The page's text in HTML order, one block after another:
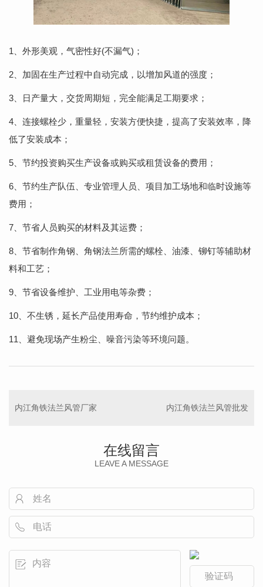
1、外形美观，气密性好(不漏气)；
2、加固在生产过程中自动完成，以增加风道的强度；
3、日产量大，交货周期短，完全能满足工期要求；
4、连接螺栓少，重量轻，安装方便快捷，提高了安装效率，降
低了安装成本；
5、节约投资购买生产设备或购买或租赁设备的费用；
6、节约生产队伍、专业管理人员、项目加工场地和临时设施等
费用；
7、节省人员购买的材料及其运费；
8、节省制作角钢、角钢法兰所需的螺栓、油漆、铆钉等辅助材
料和工艺；
9、节省设备维护、工业用电等杂费；
10、不生锈，延长产品使用寿命，节约维护成本；
11、避免现场产生粉尘、噪音污染等环境问题。
内江角铁法兰风管厂家 内江角铁法兰风管批发
在线留言
LEAVE A MESSAGE